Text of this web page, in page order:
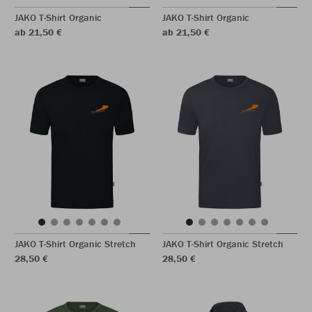
JAKO T-Shirt Organic
ab 21,50 €
JAKO T-Shirt Organic
ab 21,50 €
JAKO T-Shirt Organic Stretch
28,50 €
JAKO T-Shirt Organic Stretch
28,50 €